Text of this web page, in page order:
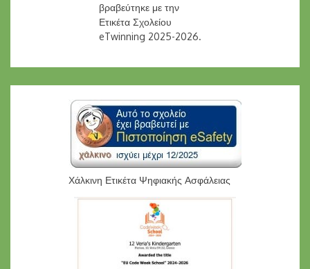
βραβεύτηκε με την
Ετικέτα Σχολείου
eTwinning 2025-2026.
Χάλκινη Ετικέτα Ψηφιακής Ασφάλειας